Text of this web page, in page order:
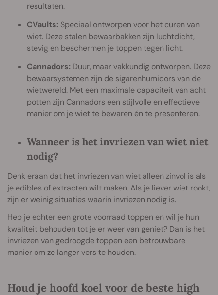
resultaten.
CVaults: Speciaal ontworpen voor het curen van
wiet. Deze stalen bewaarbakken zijn luchtdicht,
stevig en beschermen je toppen tegen licht.
Cannadors: Duur, maar vakkundig ontworpen. Deze
bewaarsystemen zijn de sigarenhumidors van de
wietwereld. Met een maximale capaciteit van acht
potten zijn Cannadors een stijlvolle en effectieve
manier om je wiet te bewaren én te presenteren.
Wanneer is het invriezen van wiet niet
nodig?
Denk eraan dat het invriezen van wiet alleen zinvol is als
je edibles of extracten wilt maken. Als je liever wiet rookt,
zijn er weinig situaties waarin invriezen nodig is.
Heb je echter een grote voorraad toppen en wil je hun
kwaliteit behouden tot je er weer van geniet? Dan is het
invriezen van gedroogde toppen een betrouwbare
manier om ze langer vers te houden.
Houd je hoofd koel voor de beste high